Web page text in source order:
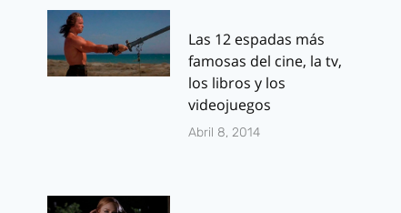
Las 12 espadas más
famosas del cine, la tv,
los libros y los
videojuegos
Abril 8, 2014